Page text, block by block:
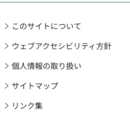
このサイトについて
ウェブアクセシビリティ方針
個人情報の取り扱い
サイトマップ
リンク集